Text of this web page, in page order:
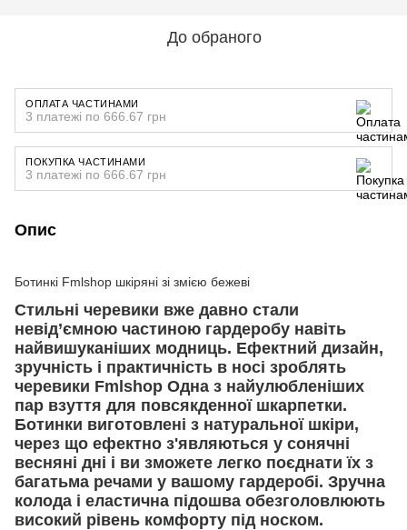
До обраного
ОПЛАТА ЧАСТИНАМИ
3 платежі по 666.67 грн
ПОКУПКА ЧАСТИНАМИ
3 платежі по 666.67 грн
Опис
Ботинкі Fmlshop шкіряні зі змією бежеві
Стильні черевики вже давно стали
невід’ємною частиною гардеробу навіть
найвишуканіших модниць. Ефектний дизайн,
зручність і практичність в носі зроблять
черевики Fmlshop Одна з найулюбленіших
пар взуття для повсякденної шкарпетки.
Ботинки виготовлені з натуральної шкіри,
через що ефектно з'являються у сонячні
весняні дні і ви зможете легко поєднати їх з
багатьма речами у вашому гардеробі. Зручна
колода і еластична підошва обезголовлюють
високий рівень комфорту під носком.